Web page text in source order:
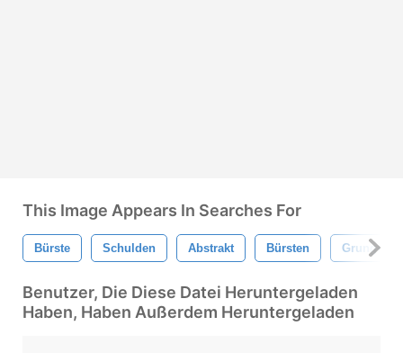
This Image Appears In Searches For
Bürste Schulden Abstrakt Bürsten Grunge
Benutzer, Die Diese Datei Heruntergeladen
Haben, Haben Außerdem Heruntergeladen